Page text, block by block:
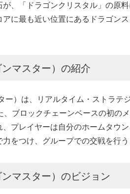
、「ドラゴンクリスタル」の原料
アに最も近い位置にあるドラゴン
マスター）の紹介
ー）は、リアルタイム・ストラテ
ブロックチェーンベースの初の
プレイヤーは自分のホームタウ
をつけ、グループでの交戦を行う
マスター）のビジョン